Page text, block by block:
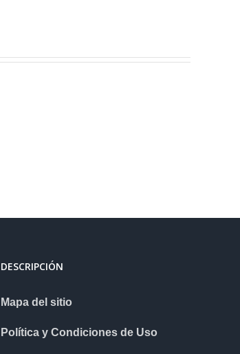
DESCRIPCIÓN
Mapa del sitio
Política y Condiciones de Uso